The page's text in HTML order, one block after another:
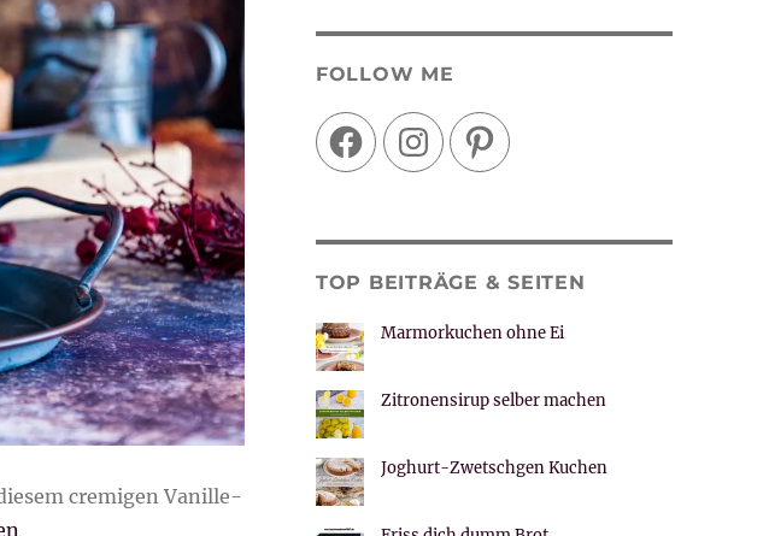
cremigen Vanille-
Vanille-Kirsch Kuchen“
FOLLOW ME
FacebookInstagramPinterest
TOP BEITRÄGE & SEITEN
Marmorkuchen ohne Ei
Zitronensirup selber machen
Joghurt-Zwetschgen Kuchen